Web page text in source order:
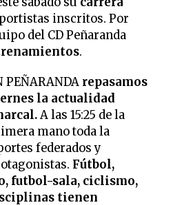
inscritos. Por
del CD Peñaranda
.
PEÑARANDA repasamos
la actualidad
A las 15:25 de la
mano toda la
federados y
Fútbol,
futbol-sala, ciclismo,
tienen